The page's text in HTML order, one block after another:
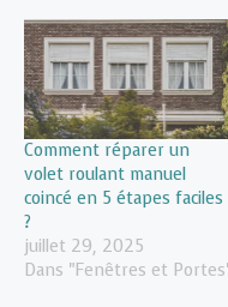
Comment réparer un
volet roulant manuel
coincé en 5 étapes faciles
?
juillet 29, 2025
Dans "Fenêtres et